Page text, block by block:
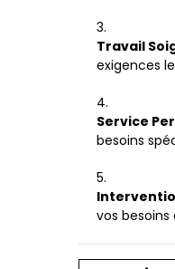
Travail
exigences
Service
besoins
vos